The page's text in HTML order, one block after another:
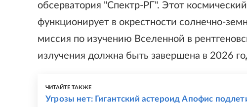
обсерватория "Спектр-РГ". Этот
функционирует в окрестности солнечно-
миссия по изучению Вселенной в
излучения должна быть завершена в 2026
ЧИТАЙТЕ ТАКЖЕ
Угрозы нет: Гигантский астероид Апофис